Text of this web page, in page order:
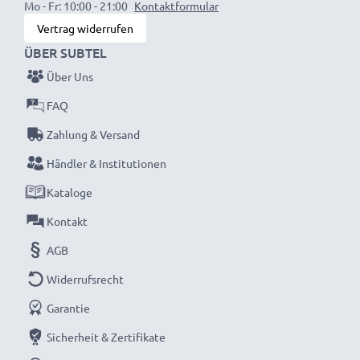
Darum gewähren wir Ihnen eine 36 monatige
Garantie!
Mo - Fr: 10:00 - 21:00 Kontaktformular
Vertrag widerrufen
ÜBER SUBTEL
Über Uns
FAQ
Zahlung & Versand
Händler & Institutionen
Kataloge
Kontakt
AGB
Widerrufsrecht
Garantie
Sicherheit & Zertifikate